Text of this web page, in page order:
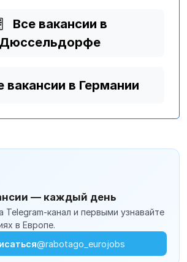
Все вакансии в
Дюссельдорфе
вакансии в Германии
— каждый день
Telegram-канал и первыми узнавайте
в Европе.
@rabotago_eurojobs